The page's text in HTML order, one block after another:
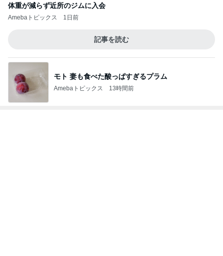
体重が減らず近所のジムに入会
Amebaトピックス 1日前
記事を読む
モト 妻も食べた酸っぱすぎるプラム
Amebaトピックス 13時間前